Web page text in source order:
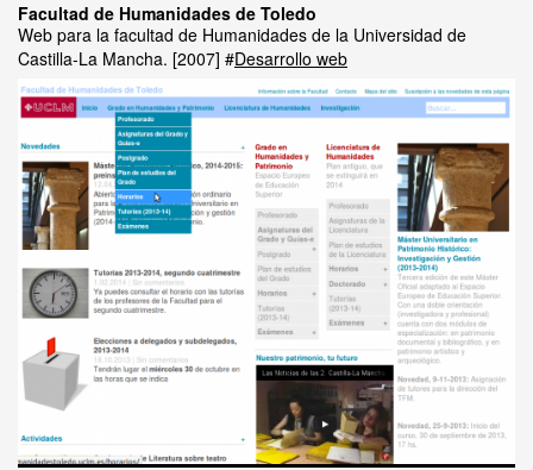
Facultad de Humanidades de Toledo
Web para la facultad de Humanidades de la Universidad de
Castilla-La Mancha. 2007 Desarrollo web